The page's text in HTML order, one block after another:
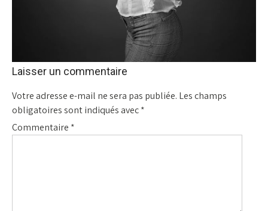
Laisser un commentaire
Votre adresse e-mail ne sera pas publiée. Les champs
obligatoires sont indiqués avec*
Commentaire *